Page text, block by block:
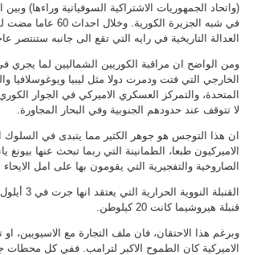
(واتحاد الجمهوريات الاشتراكية السوفياتية وراءها)
في شبه الجزيرة
العدالة التاريخية في رايه التي تقع الى جانبه ستنتصر
ومن الواضح ان مراقبة الكوريين الشماليين لما يجري في
الخارجي التي فتت ودمرت دولا مثل ليبيا ويوغوسلافيا
المتحدة، والتمركز العسكري الاميركي في الجوار
لا تتوقف عند حدودهم الجنوبية وفي البحار المجاورة.
ان هذا التوجس هو جوهر الكثير مما يتبدى في السلوك
الاميركيون طبعا، الطمانينة التي ربما تبحث عنها
الصاروخية والتفجيرية التي يقومون بها على امل الايحاء
قنبلة هيروشيما كانت 20 كيلوطن.
وبرغم هذا الاحتقان، فان ملف التجارة مع الاسيويين،
الاميركية كان الطموح الاكبر لترامب. ففي كل محطات